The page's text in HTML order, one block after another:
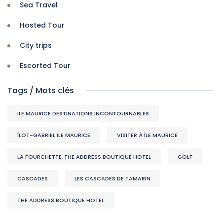
Sea Travel
Hosted Tour
City trips
Escorted Tour
Tags / Mots clés
ILE MAURICE DESTINATIONS INCONTOURNABLES
ÎLOT-GABRIEL ILE MAURICE VISITER À ÎLE MAURICE
LA FOURCHETTE, THE ADDRESS BOUTIQUE HOTEL GOLF
CASCADES LES CASCADES DE TAMARIN
THE ADDRESS BOUTIQUE HOTEL